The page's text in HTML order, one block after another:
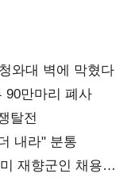
와대 벽에 막혔다
90만마리 폐사
탈전
내라" 분통
재향군인 채용